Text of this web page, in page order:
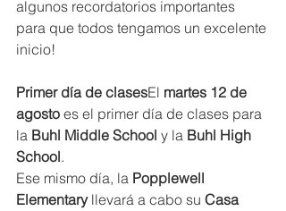
algunos recordatorios importantes
para que todos tengamos un excelente
inicio!
Primer día de clasesEl martes 12 de
agosto es el primer día de clases para
la Buhl Middle School y la Buhl High
School.
Ese mismo día, la Popplewell
Elementary llevará a cabo su Casa